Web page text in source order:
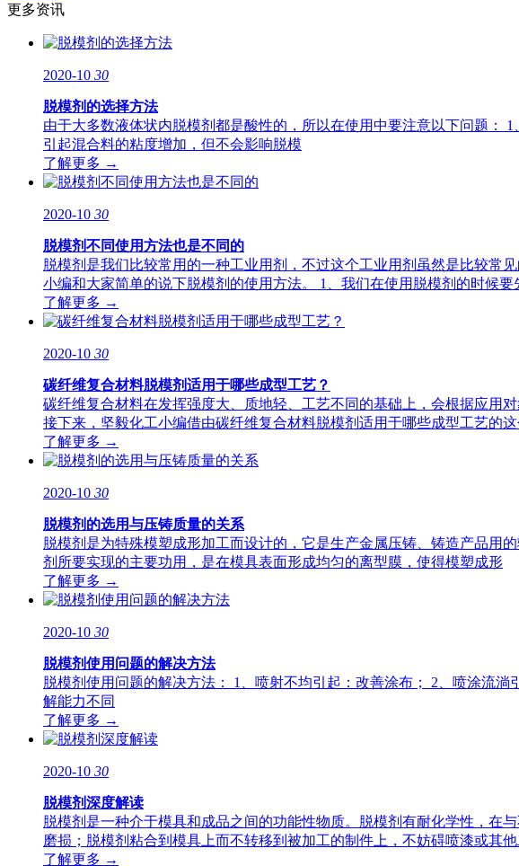
更多资讯
2020-10 30
脱模剂的选择方法
由于大多数液体状内脱模剂都是酸性的，所以在使用中要注意以下问题：
引起混合料的粘度增加，但不会影响脱模
了解更多 →
2020-10 30
脱模剂不同使用方法也是不同的
脱模剂是我们比较常用的一种工业用剂，不过这个工业用剂虽然是比较常
小编和大家简单的说下脱模剂的使用方法。 1、我们在使用脱模剂的时候要
了解更多 →
2020-10 30
碳纤维复合材料脱模剂适用于哪些成型工艺？
碳纤维复合材料在发挥强度大、质地轻、工艺不同的基础上，会根据应用
接下来，坚毅化工小编借由碳纤维复合材料脱模剂适用于哪些成型工艺的
了解更多 →
2020-10 30
脱模剂的选用与压铸质量的关系
脱模剂是为特殊模塑成形加工而设计的，它是生产金属压铸、铸造产品用
剂所要实现的主要功用，是在模具表面形成均匀的离型膜，使得模塑成形
了解更多 →
2020-10 30
脱模剂使用问题的解决方法
脱模剂使用问题的解决方法： 1、喷射不均引起：改善涂布； 2、喷涂流
解能力不同
了解更多 →
2020-10 30
脱模剂深度解读
脱模剂是一种介于模具和成品之间的功能性物质。脱模剂有耐化学性，在
磨损；脱模剂粘合到模具上而不转移到被加工的制件上，不妨碍喷漆或其
了解更多 →